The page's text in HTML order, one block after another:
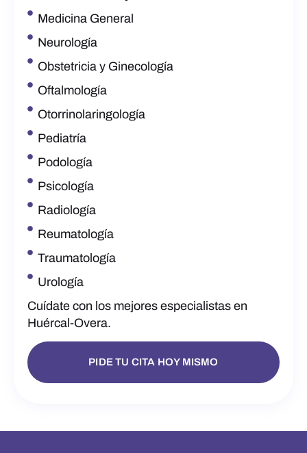
Medicina General
Neurología
Obstetricia y Ginecología
Oftalmología
Otorrinolaringología
Pediatría
Podología
Psicología
Radiología
Reumatología
Traumatología
Urología
Cuídate con los mejores especialistas en
Huércal-Overa.
PIDE TU CITA HOY MISMO